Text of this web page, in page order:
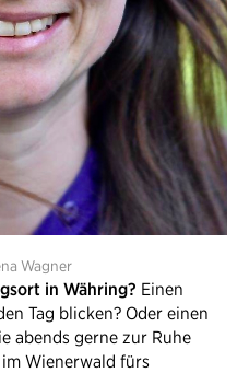
Wagner
in Währing? Einen
Tag blicken? Oder einen
abends gerne zur Ruhe
Wienerwald fürs